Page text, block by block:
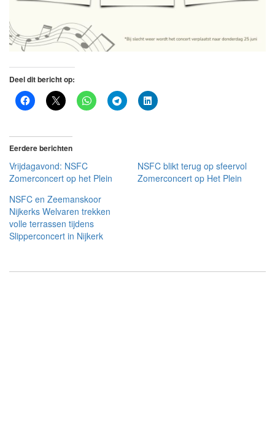
Deel dit bericht op:
Eerdere berichten
Vrijdagavond: NSFC
Zomerconcert op het Plein
NSFC blikt terug op sfeervol
Zomerconcert op Het Plein
NSFC en Zeemanskoor
Nijkerks Welvaren trekken
volle terrassen tijdens
Slipperconcert in Nijkerk